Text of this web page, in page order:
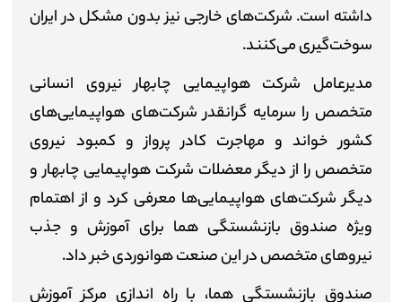
داشته است. شرکت‌های خارجی نیز بدون مشکل در ایران
سوخت‌گیری می‌کنند.
مدیرعامل شرکت هواپیمایی چابهار نیروی انسانی
متخصص را سرمایه گرانقدر شرکت‌های هواپیمایی‌های
کشور خواند و مهاجرت کادر پرواز و کمبود نیروی
متخصص را از دیگر معضلات شرکت هواپیمایی چابهار و
دیگر شرکت‌های هواپیمایی‌ها معرفی کرد و از اهتمام
ویژه صندوق بازنشستگی هما برای آموزش و جذب
نیروهای متخصص در این صنعت هوانوردی خبر داد.
صندوق بازنشستگی هما، با راه اندازی مرکز آموزش